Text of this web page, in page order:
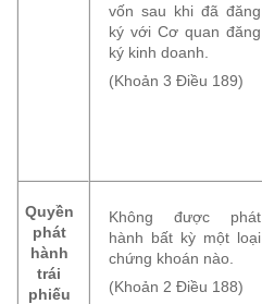
vốn sau khi đã đăng
ký với Cơ quan đăng
ký kinh doanh.
(Khoản 3 Điều 189)
Quyền
phát
hành
trái
phiếu
Không được phát
hành bất kỳ một loại
chứng khoán nào.
(Khoản 2 Điều 188)